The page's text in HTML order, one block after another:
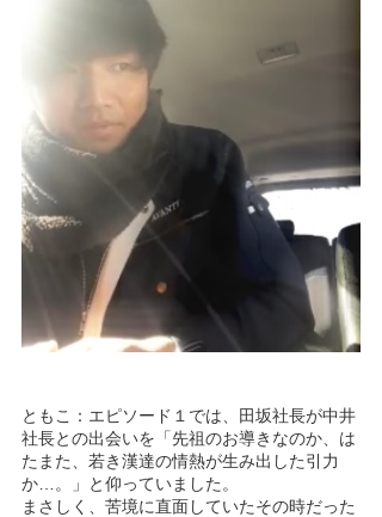
ともこ：エピソード１では、田坂社長が中井
社長との出会いを「先祖のお導きなのか、は
たまた、若き漢達の情熱が生み出した引力
か…。」と仰っていました。
まさしく、苦境に直面していたその時だった